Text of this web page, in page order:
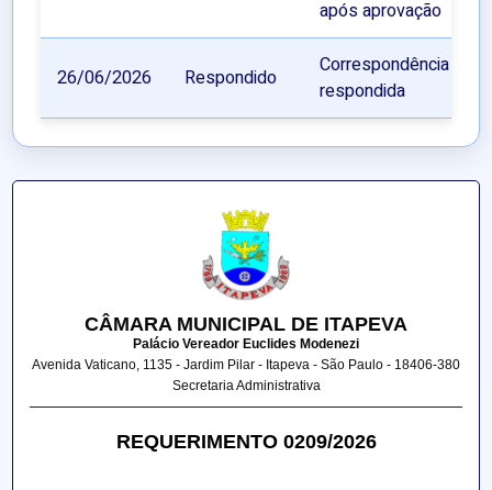
após aprovação
26/06/2026 Respondido
Correspondência
respondida
CÂMARA MUNICIPAL DE ITAPEVA
Palácio Vereador Euclides Modenezi
Avenida Vaticano, 1135 - Jardim Pilar - Itapeva - São Paulo - 18406-380
Secretaria Administrativa
REQUERIMENTO 0209/2026